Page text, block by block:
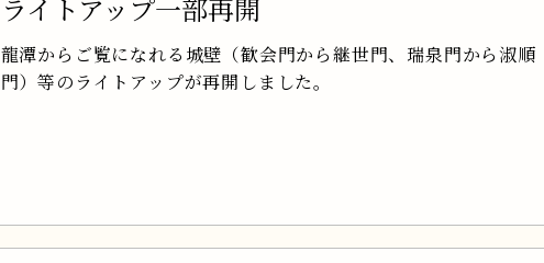
ライトアップ一部再開
龍潭からご覧になれる城壁（歓会門から継世門、瑞泉門から淑順
門）等のライトアップが再開しました。